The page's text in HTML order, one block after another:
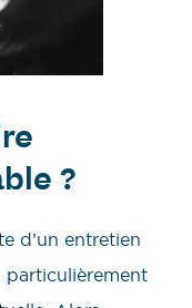
?
d’un entretien
particulièrement